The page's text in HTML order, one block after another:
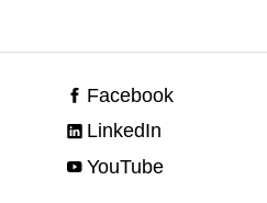
Facebook
LinkedIn
YouTube